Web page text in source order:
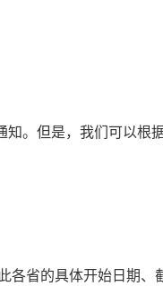
。但是，我们可以
省的具体开始日期